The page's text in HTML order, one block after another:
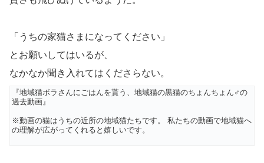
「うちの家猫さまになってください」
とお願いしてはいるが、
なかなか聞き入れてはくださらない。
『地域猫ボラさんにごはんを貰う、地域猫の黒猫のちょんちょん♂の
過去動画』
※動画の猫はうちの近所の地域猫たちです。 私たちの動画で地域猫へ
の理解が広がってくれると嬉しいです。